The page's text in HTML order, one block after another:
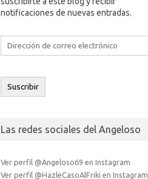
notificaciones de nuevas entradas.
Dirección
electrónico
Suscribir
Las redes sociales del Angeloso
Ver perfil @Angeloso69 en Instagram
Ver perfil @HazleCasoAlFriki en Instagram